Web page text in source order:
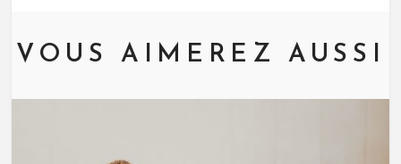
VOUS AIMEREZ AUSSI